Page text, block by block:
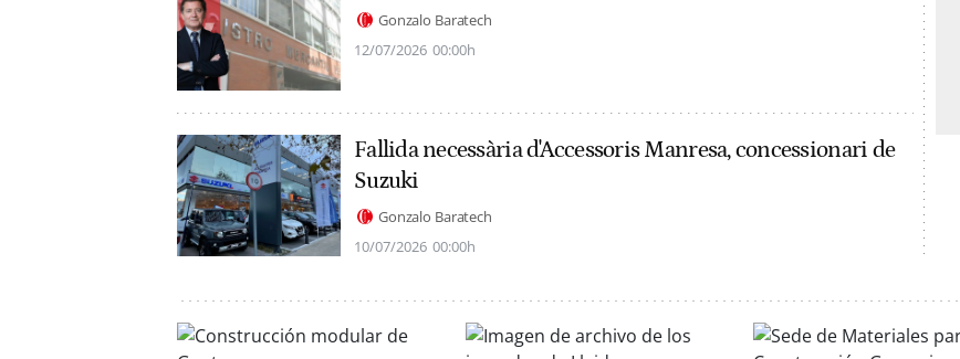
Gonzalo Baratech
12/07/2026 00:00h
Fallida necessària d'Accessoris Manresa, concessionari de
Suzuki
Gonzalo Baratech
10/07/2026 00:00h